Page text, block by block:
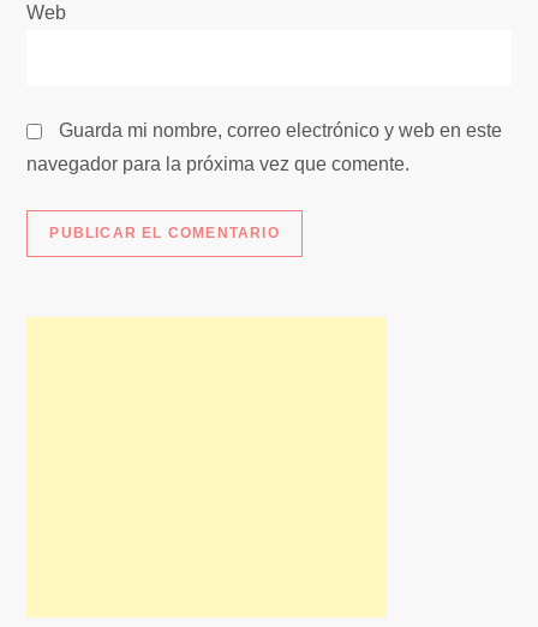
d
s
Web
Guarda mi nombre, correo electrónico y web en este
navegador para la próxima vez que comente.